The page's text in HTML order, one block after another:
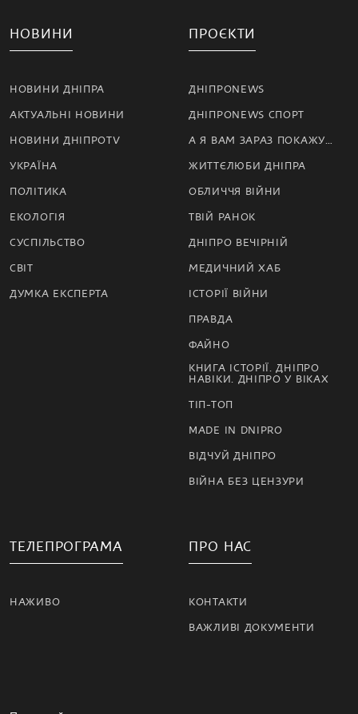
НОВИНИ
НОВИНИ ДНІПРА
АКТУАЛЬНІ НОВИНИ
НОВИНИ ДНІПРОTV
УКРАЇНА
ПОЛІТИКА
ЕКОЛОГІЯ
СУСПІЛЬСТВО
СВІТ
ДУМКА ЕКСПЕРТА
ПРОЄКТИ
ДНІПРОNEWS
ДНІПРОNEWS СПОРТ
А Я ВАМ ЗАРАЗ ПОКАЖУ…
ЖИТТЄЛЮБИ ДНІПРА
ОБЛИЧЧЯ ВІЙНИ
ТВІЙ РАНОК
ДНІПРО ВЕЧІРНІЙ
МЕДИЧНИЙ ХАБ
ІСТОРІЇ ВІЙНИ
ПРАВДА
ФАЙНО
КНИГА ІСТОРІЇ. ДНІПРО
НАВІКИ. ДНІПРО У ВІКАХ
ТІП-ТОП
MADE IN DNIPRO
ВІДЧУЙ ДНІПРО
ВІЙНА БЕЗ ЦЕНЗУРИ
ТЕЛЕПРОГРАМА
НАЖИВО
ПРО НАС
КОНТАКТИ
ВАЖЛИВІ ДОКУМЕНТИ